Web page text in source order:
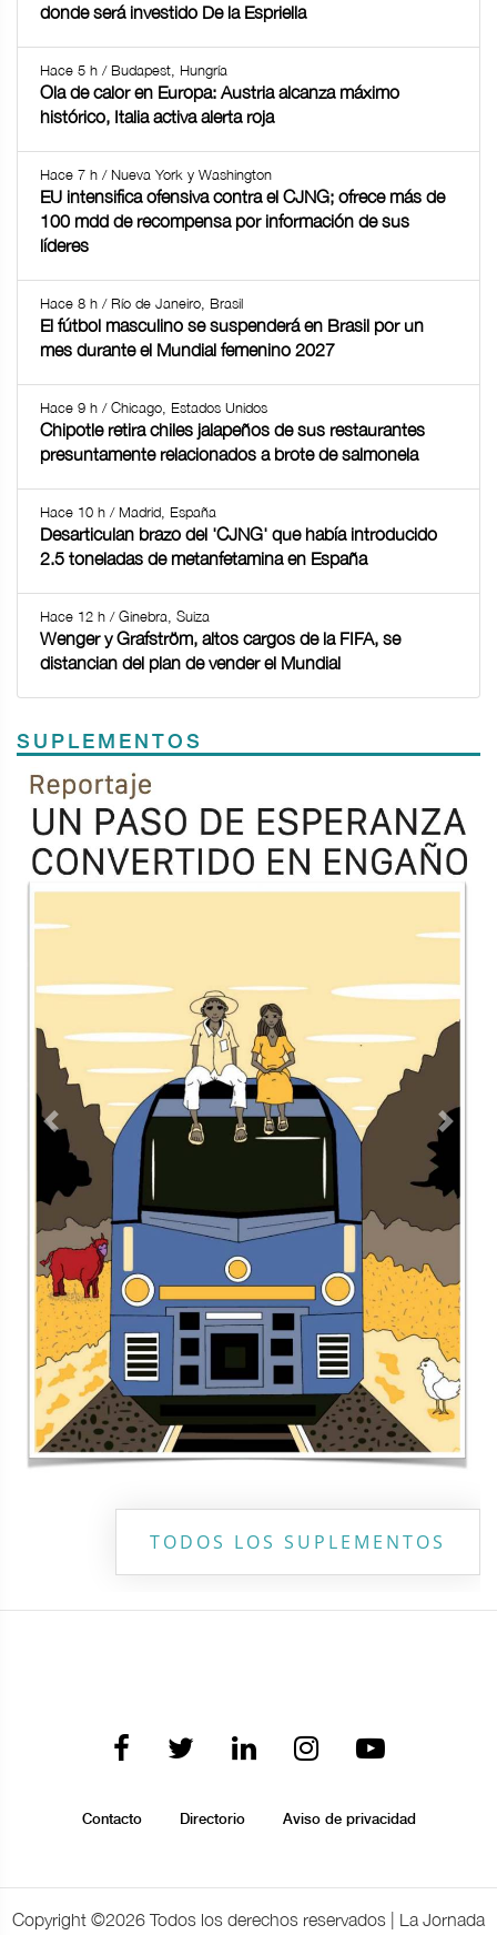
donde será investido De la Espriella
Hace 5 h / Budapest, Hungría
Ola de calor en Europa: Austria alcanza máximo
histórico, Italia activa alerta roja
Hace 7 h / Nueva York y Washington
EU intensifica ofensiva contra el CJNG; ofrece más de
100 mdd de recompensa por información de sus
líderes
Hace 8 h / Río de Janeiro, Brasil
El fútbol masculino se suspenderá en Brasil por un
mes durante el Mundial femenino 2027
Hace 9 h / Chicago, Estados Unidos
Chipotle retira chiles jalapeños de sus restaurantes
presuntamente relacionados a brote de salmonela
Hace 10 h / Madrid, España
Desarticulan brazo del 'CJNG' que había introducido
2.5 toneladas de metanfetamina en España
Hace 12 h / Ginebra, Suiza
Wenger y Grafström, altos cargos de la FIFA, se
distancian del plan de vender el Mundial
SUPLEMENTOS
Previous
TODOS LOS SUPLEMENTOS
Contacto Directorio Aviso de privacidad
Copyright ©2026 Todos los derechos reservados | La Jornada
Maya